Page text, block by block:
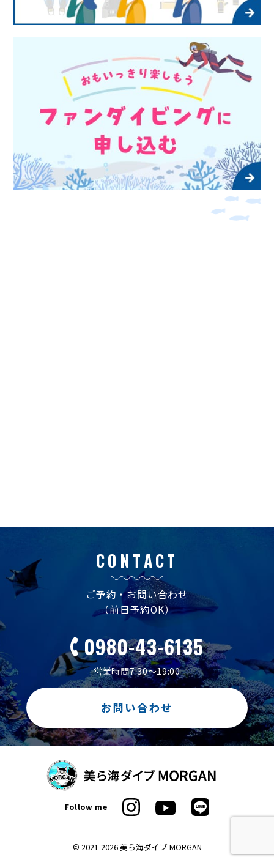
CONTACT
ご予約・お問い合わせ
（前日予約OK）
0980-43-6135
営業時間7:30～19:00
お問い合わせ
Follow me
© 2021-2026 美ら海ダイブ MORGAN